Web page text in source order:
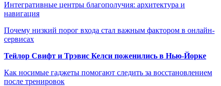
Интегративные центры благополучия: архитектура и
навигация
Почему низкий порог входа стал важным фактором в онлайн-
сервисах
Тейлор Свифт и Трэвис Келси поженились в Нью-Йорке
Как носимые гаджеты помогают следить за восстановлением
после тренировок